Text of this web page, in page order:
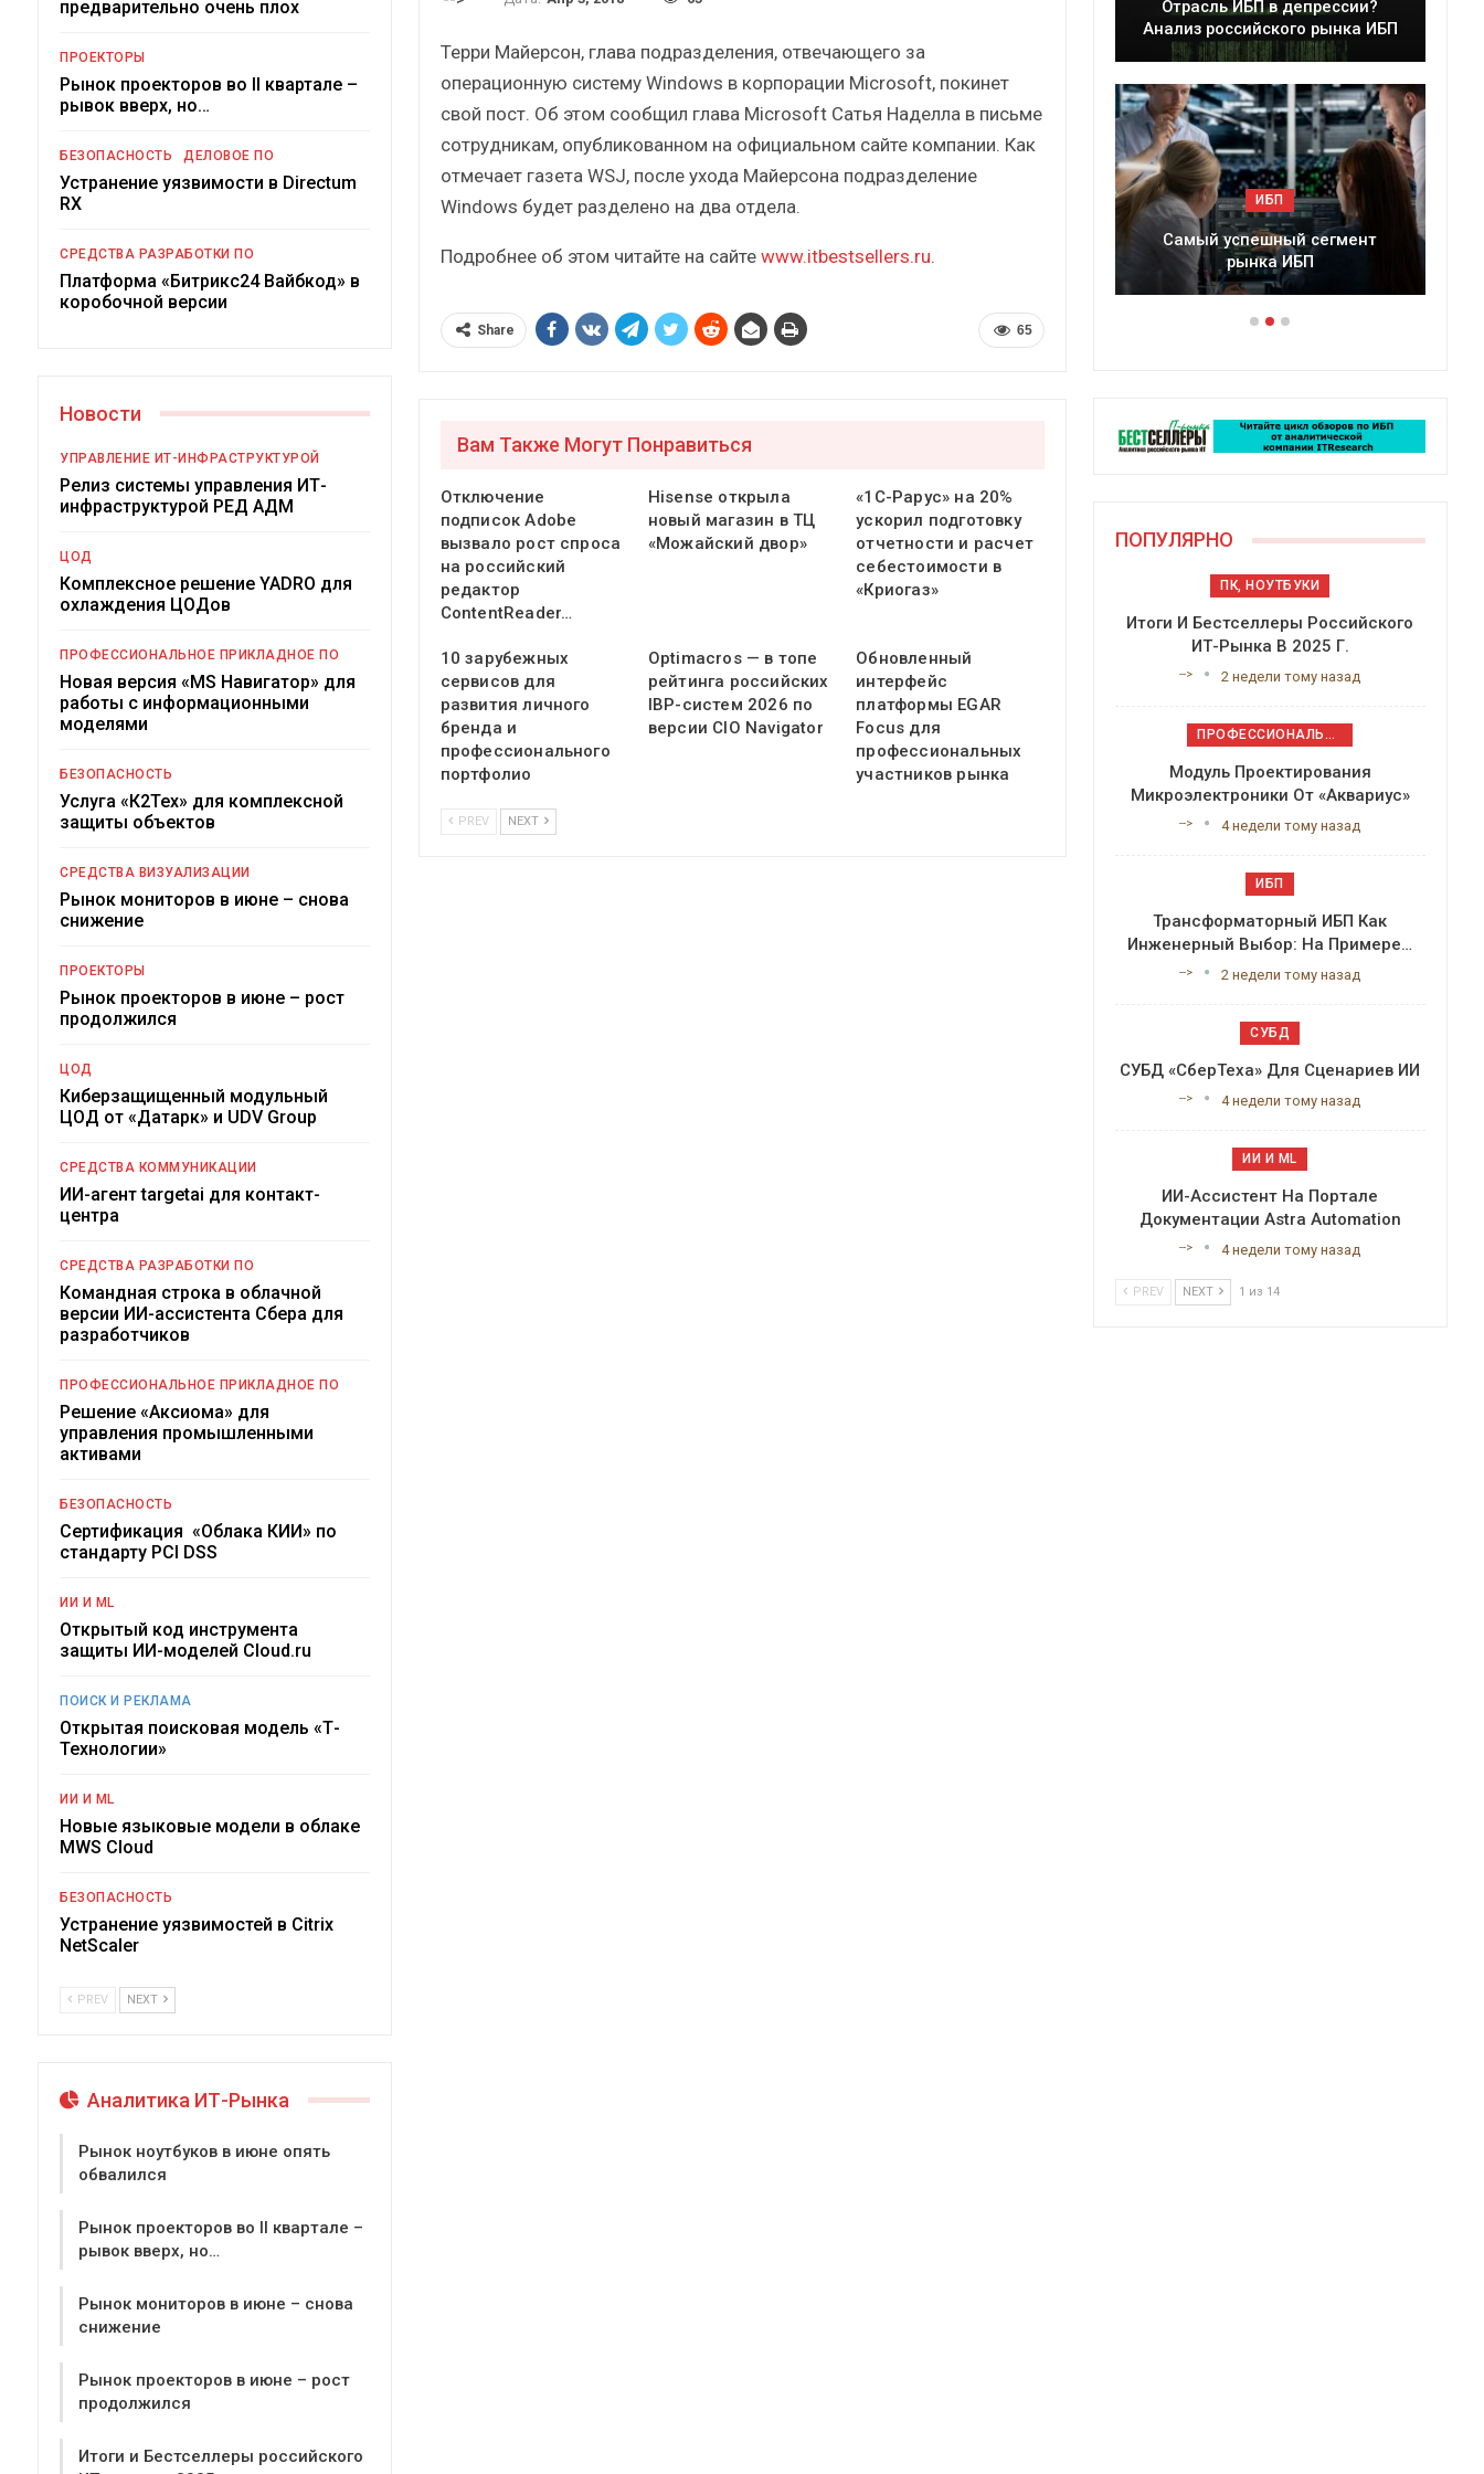
Терри Майерсон, глава подразделения, отвечающего за
операционную систему Windows в корпорации Microsoft, покинет
свой пост. Об этом сообщил глава Microsoft Сатья Наделла в письме
сотрудникам, опубликованном на официальном сайте компании. Как
отмечает газета WSJ, после ухода Майерсона подразделение
Windows будет разделено на два отдела.
Подробнее об этом читайте на сайте www.itbestsellers.ru.
65
Share
Вам Также Могут Понравиться
Отключение
подписок Adobe
вызвало рост спроса
на российский
редактор
ContentReader…
Hisense открыла
новый магазин в ТЦ
«Можайский двор»
«1С-Рарус» на 20%
ускорил подготовку
отчетности и расчет
себестоимости в
«Криогаз»
10 зарубежных
сервисов для
развития личного
бренда и
профессионального
портфолио
Optimacros — в топе
рейтинга российских
IBP-систем 2026 по
версии CIO Navigator
Обновленный
интерфейс
платформы EGAR
Focus для
профессиональных
участников рынка
PREV NEXT
предварительно очень плох
ПРОЕКТОРЫ
Рынок проекторов во II квартале –
рывок вверх, но…
БЕЗОПАСНОСТЬ ДЕЛОВОЕ ПО
Устранение уязвимости в Directum
RX
СРЕДСТВА РАЗРАБОТКИ ПО
Платформа «Битрикс24 Вайбкод» в
коробочной версии
Новости
УПРАВЛЕНИЕ ИТ-ИНФРАСТРУКТУРОЙ
Релиз системы управления ИТ-
инфраструктурой РЕД АДМ
ЦОД
Комплексное решение YADRO для
охлаждения ЦОДов
ПРОФЕССИОНАЛЬНОЕ ПРИКЛАДНОЕ ПО
Новая версия «MS Навигатор» для
работы с информационными
моделями
БЕЗОПАСНОСТЬ
Услуга «К2Тех» для комплексной
защиты объектов
СРЕДСТВА ВИЗУАЛИЗАЦИИ
Рынок мониторов в июне – снова
снижение
ПРОЕКТОРЫ
Рынок проекторов в июне – рост
продолжился
ЦОД
Киберзащищенный модульный
ЦОД от «Датарк» и UDV Group
СРЕДСТВА КОММУНИКАЦИИ
ИИ-агент targetai для контакт-
центра
СРЕДСТВА РАЗРАБОТКИ ПО
Командная строка в облачной
версии ИИ-ассистента Сбера для
разработчиков
ПРОФЕССИОНАЛЬНОЕ ПРИКЛАДНОЕ ПО
Решение «Аксиома» для
управления промышленными
активами
БЕЗОПАСНОСТЬ
Сертификация «Облака КИИ» по
стандарту PCI DSS
ИИ И ML
Открытый код инструмента
защиты ИИ-моделей Cloud.ru
ПОИСК И РЕКЛАМА
Открытая поисковая модель «Т-
Технологии»
ИИ И ML
Новые языковые модели в облаке
MWS Cloud
БЕЗОПАСНОСТЬ
Устранение уязвимостей в Citrix
NetScaler
PREV NEXT
Аналитика ИТ-Рынка
Рынок ноутбуков в июне опять
обвалился
Рынок проекторов во II квартале –
рывок вверх, но…
Рынок мониторов в июне – снова
снижение
Рынок проекторов в июне – рост
продолжился
Итоги и Бестселлеры российского
Краткий статистический
российский рынок ИБП?
Итоги и Бестселлеры
ИБП
Часть II.
Анализ российского рынка ИБП
Краткий
сборник от…
Подкосят ли глобальные
российский рынок
ПОПУЛЯРНО
ПК, НОУТБУКИ
Итоги И Бестселлеры Российского
ИТ-Рынка В 2025 Г.
--> 2 недели тому назад
ПРОФЕССИОНАЛЬНОЕ ПРИКЛАДНОЕ ПО
Модуль Проектирования
Микроэлектроники От «Аквариус»
--> 4 недели тому назад
ИБП
Трансформаторный ИБП Как
Инженерный Выбор: На Примере…
--> 2 недели тому назад
СУБД
СУБД «СберТеха» Для Сценариев ИИ
--> 4 недели тому назад
ИИ И ML
ИИ-Ассистент На Портале
Документации Astra Automation
--> 4 недели тому назад
PREV NEXT 1 из 14